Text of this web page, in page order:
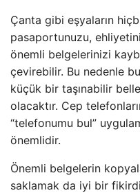
Çanta gibi eşyaların
pasaportunuzu,
önemli belgelerinizi
çevirebilir. Bu nedenle
küçük bir taşınabilir
olacaktır. Cep
“telefonumu bul”
önemlidir.
Önemli belgelerin
saklamak da iyi bir